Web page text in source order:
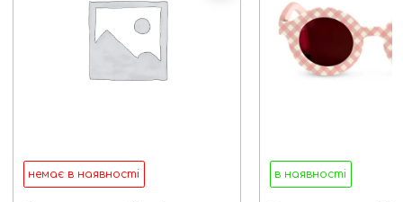
немає в наявності в наявності